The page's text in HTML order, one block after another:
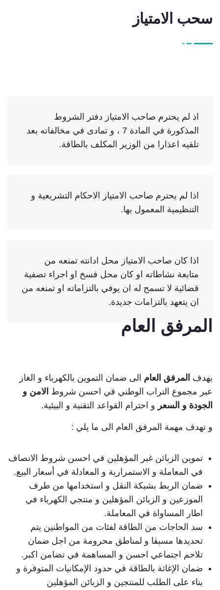
سحب الامتياز
اذ لم يحترم صاحب الامتياز دفتر الشروط
المذكورة في المادة 7 ، و تمادى في مخالفاته بعد
تلقيه اعذارا من الوزير المكلف بالطاقة.
اذا لم يحترم صاحب الامتياز الاحكام التشريعية و
التنظيمية المعمول بها.
اذا كان صاحب الامتياز محل ادانته تمنعه من
متابعة نشاطاته او كان محل فسخ او اجراء تصفية
قضائية لا تسمح له ان يوفي بالتزاماته او تمنعه من
ان يتعهد بالتزامات جديدة.
المرفق العام
يهدف المرفق العام الى ضمان التموين بالكهرباء و الغاز
عبر مجموع التراب الوطني في احسن شروط الامن و
الجودة و السعر و احترام القواعد التقنية و البيئية.
و تهدف مهمة المرفق العام الى ما يلي :
تموين الزبائن غبر المؤهلين في احسن شروط الانصاف
في المعاملة و الاستمرارية و المعادلة في أسعار البيع.
ضمان الربط بشبكة النقل و استخدامها من طرف
الموزعين و الزبائن المؤهلين و منتجي الكهرباء في
اطار المساواة في المعاملة.
سد الحاجات من الطاقة لفئات من المواطنين يتم
تحديدها مسبقا و لمناطق محرومة من اجل ضمان
تلاحم اجتماعي احسن و المساهمة في تضامن اكبر.
ضمان الإغاثة بالطاقة في حدود الإمكانيات المتوفرة و
بناء على الطلب للمنتجين و الزبائن المؤهلين